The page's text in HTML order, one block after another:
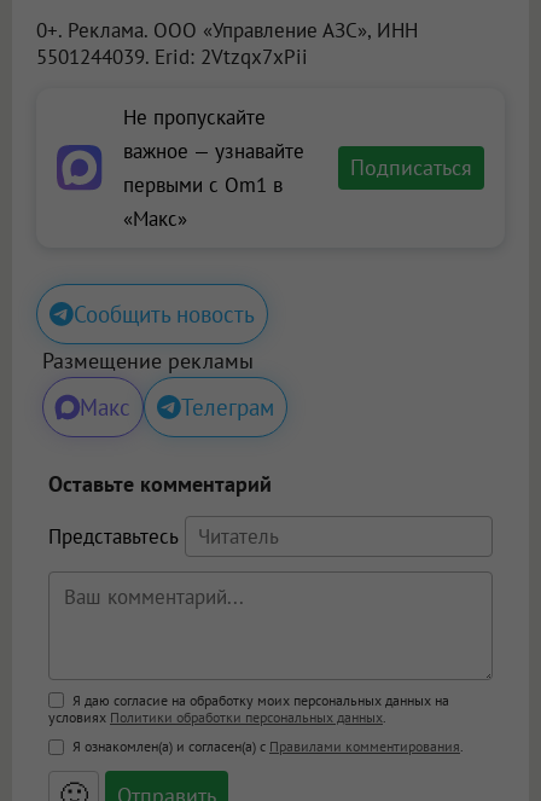
0+. Реклама. ООО «Управление АЗС», ИНН
5501244039. Erid: 2Vtzqx7xPii
Не пропускайте
важное — узнавайте
первыми с Om1 в
«Макс»
Подписаться
Сообщить новость
Размещение рекламы
Макс Телеграм
Оставьте комментарий
Представьтесь
Поддержка HTML
<b>, <strong>, <u>, <i>, <em>, <s>, <big>,
<small>, <sup>, <sub>, <pre>, <ul>, <ol>, <li>,
<blockquote>, <code> экранирует HTML,
Я даю согласие на обработку моих персональных данных на
условиях Политики обработки персональных данных.
Я ознакомлен(а) и согласен(а) с Правилами комментирования.